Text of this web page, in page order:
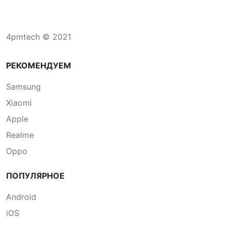
4pmtech © 2021
РЕКОМЕНДУЕМ
Samsung
Xiaomi
Apple
Realme
Oppo
ПОПУЛЯРНОЕ
Android
iOS